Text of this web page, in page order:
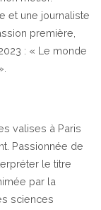
et une journaliste
première,
: « Le monde
valises à Paris
Passionnée de
le titre
par la
sciences